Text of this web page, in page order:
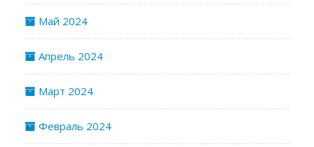
Май 2024
Апрель 2024
Март 2024
Февраль 2024